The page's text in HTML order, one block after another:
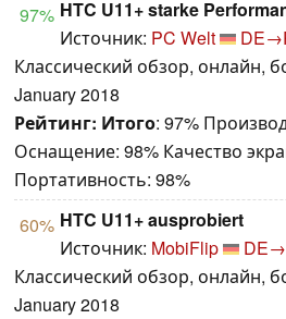
97% HTC U11+ starke
Источник: PC Welt
Классический обзор, онлайн,
January 2018
Рейтинг: Итого: 97%
Оснащение: 98% Качество
Портативность: 98%
60% HTC U11+ ausprobiert
Источник: MobiFlip
Классический обзор, онлайн,
January 2018